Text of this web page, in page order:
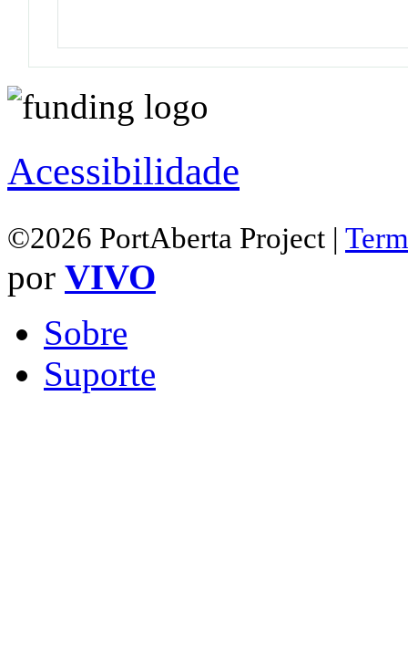
Acessibilidade
©2026 PortAberta Project |
por VIVO
Sobre
Suporte